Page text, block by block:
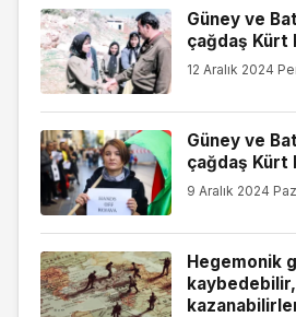
Güney ve
çağdaş Kürt
12 Aralık 2024
Güney ve
çağdaş Kürt
9 Aralık 2024
Hegemonik